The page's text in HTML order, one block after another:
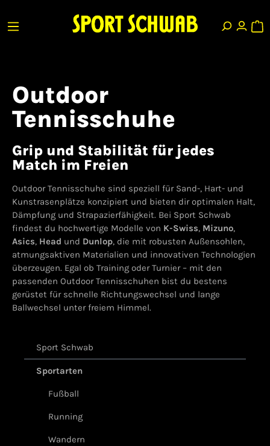
Outdoor
Tennisschuhe
Grip und Stabilität für jedes
Match im Freien
Outdoor Tennisschuhe sind speziell für Sand-, Hart- und
Kunstrasenplätze konzipiert und bieten dir optimalen Halt,
Dämpfung und Strapazierfähigkeit. Bei Sport Schwab
findest du hochwertige Modelle von K-Swiss, Mizuno,
Asics, Head und Dunlop, die mit robusten Außensohlen,
atmungsaktiven Materialien und innovativen Technologien
überzeugen. Egal ob Training oder Turnier – mit den
passenden Outdoor Tennisschuhen bist du bestens
gerüstet für schnelle Richtungswechsel und lange
Ballwechsel unter freiem Himmel.
Sport Schwab
Sportarten
Fußball
Running
Wandern